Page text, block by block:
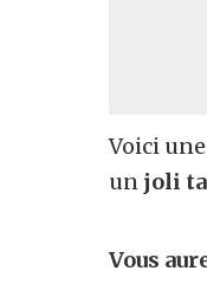
Voici
un joli
Vous